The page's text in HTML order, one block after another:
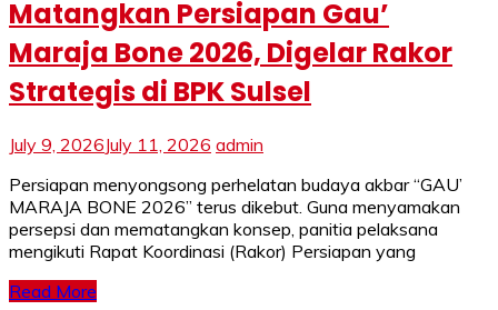
Matangkan Persiapan Gau’
Maraja Bone 2026, Digelar Rakor
Strategis di BPK Sulsel
July 9, 2026July 11, 2026 admin
Persiapan menyongsong perhelatan budaya akbar “GAU’
MARAJA BONE 2026” terus dikebut. Guna menyamakan
persepsi dan mematangkan konsep, panitia pelaksana
mengikuti Rapat Koordinasi (Rakor) Persiapan yang
Read More